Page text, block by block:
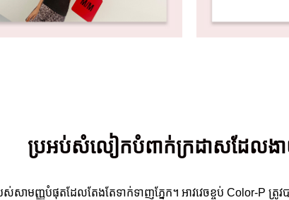
ប្រអប់សំលៀកបំពាក់ក្រដាសដែលងាយ
បស់សាមញ្ញបំផុតដែលតែងតែទាក់ទាញភ្នែក។ អាវវេចខ្ចប់ Color-P